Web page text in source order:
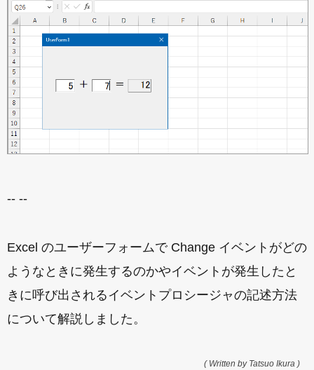
-- --
Excel のユーザーフォームで Change イベントがどの
ようなときに発生するのかやイベントが発生したと
きに呼び出されるイベントプロシージャの記述方法
について解説しました。
( Written by Tatsuo Ikura )